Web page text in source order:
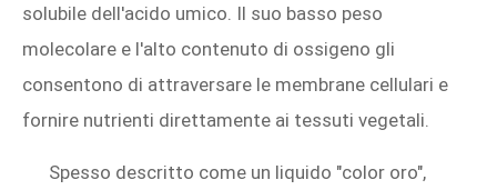
solubile dell'acido umico. Il suo basso peso
molecolare e l'alto contenuto di ossigeno gli
consentono di attraversare le membrane cellulari e
fornire nutrienti direttamente ai tessuti vegetali.
Spesso descritto come un liquido "color oro",